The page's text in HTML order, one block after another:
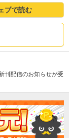
ブで読む
刊配信のお知らせが受